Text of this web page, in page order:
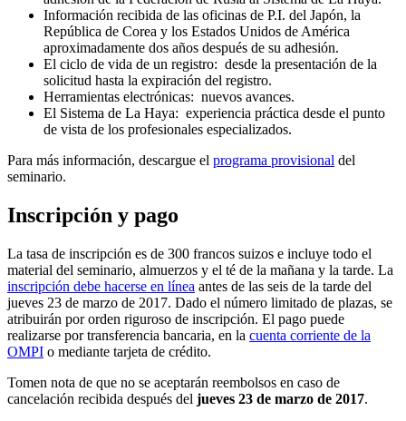
Información recibida de las oficinas de P.I. del Japón, la
República de Corea y los Estados Unidos de América
aproximadamente dos años después de su adhesión.
El ciclo de vida de un registro: desde la presentación de la
solicitud hasta la expiración del registro.
Herramientas electrónicas: nuevos avances.
El Sistema de La Haya: experiencia práctica desde el punto
de vista de los profesionales especializados.
Para más información, descargue el programa provisional del
seminario.
Inscripción y pago
La tasa de inscripción es de 300 francos suizos e incluye todo el
material del seminario, almuerzos y el té de la mañana y la tarde. La
inscripción debe hacerse en línea antes de las seis de la tarde del
jueves 23 de marzo de 2017. Dado el número limitado de plazas, se
atribuirán por orden riguroso de inscripción. El pago puede
realizarse por transferencia bancaria, en la cuenta corriente de la
OMPI o mediante tarjeta de crédito.
Tomen nota de que no se aceptarán reembolsos en caso de
cancelación recibida después del jueves 23 de marzo de 2017.